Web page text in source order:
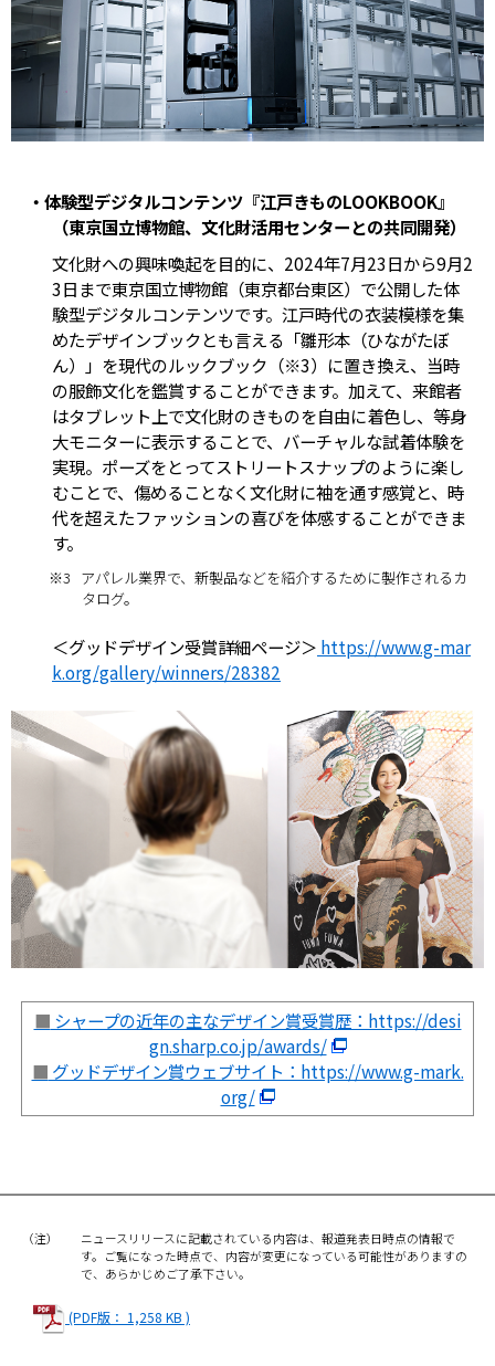
・体験型デジタルコンテンツ『江戸きものLOOKBOOK』
（東京国立博物館、文化財活用センターとの共同開発）
文化財への興味喚起を目的に、2024年7月23日から9月2
3日まで東京国立博物館（東京都台東区）で公開した体
験型デジタルコンテンツです。江戸時代の衣装模様を集
めたデザインブックとも言える「雛形本（ひながたぼ
ん）」を現代のルックブック（※3）に置き換え、当時
の服飾文化を鑑賞することができます。加えて、来館者
はタブレット上で文化財のきものを自由に着色し、等身
大モニターに表示することで、バーチャルな試着体験を
実現。ポーズをとってストリートスナップのように楽し
むことで、傷めることなく文化財に袖を通す感覚と、時
代を超えたファッションの喜びを体感することができま
す。
※3 アパレル業界で、新製品などを紹介するために製作されるカ
タログ。
＜グッドデザイン受賞詳細ページ＞ https://www.g-mar
k.org/gallery/winners/28382
■ シャープの近年の主なデザイン賞受賞歴：https://desi
gn.sharp.co.jp/awards/
■ グッドデザイン賞ウェブサイト：https://www.g-mark.
org/
（注）
ニュースリリースに記載されている内容は、報道発表日時点の情報で
す。ご覧になった時点で、内容が変更になっている可能性がありますの
で、あらかじめご了承下さい。
(PDF版： 1,258 KB )